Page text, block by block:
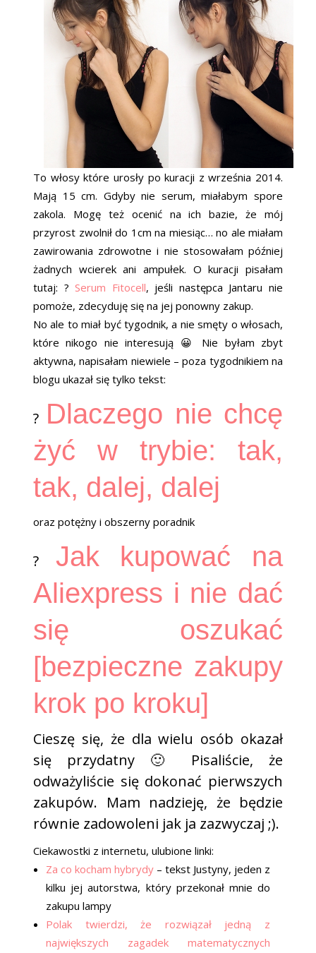
To włosy które urosły po kuracji z września 2014.
Mają 15 cm. Gdyby nie serum, miałabym spore
zakola. Mogę też ocenić na ich bazie, że mój
przyrost zwolnił do 1cm na miesiąc… no ale miałam
zawirowania zdrowotne i nie stosowałam później
żadnych wcierek ani ampułek. O kuracji pisałam
tutaj: ?Serum Fitocell, jeśli następca Jantaru nie
pomoże, zdecyduję się na jej ponowny zakup.
No ale to miał być tygodnik, a nie smęty o włosach,
które nikogo nie interesują 😀 Nie byłam zbyt
aktywna, napisałam niewiele – poza tygodnikiem na
blogu ukazał się tylko tekst:
? Dlaczego nie chcę
żyć w trybie: tak,
tak, dalej, dalej
oraz potężny i obszerny poradnik
?
Jak kupować na
Aliexpress i nie dać
się oszukać
[bezpieczne zakupy
krok po kroku]
Cieszę się, że dla wielu osób okazał
się przydatny 🙂 Pisaliście, że
odważyliście się dokonać pierwszych
zakupów. Mam nadzieję, że będzie
równie zadowoleni jak ja zazwyczaj ;).
Ciekawostki z internetu, ulubione linki:
Za co kocham hybrydy – tekst Justyny, jeden z
kilku jej autorstwa, który przekonał mnie do
zakupu lampy
Polak twierdzi, że rozwiązał jedną z
największych zagadek matematycznych